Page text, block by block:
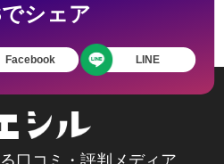
シェア
Facebook LINE